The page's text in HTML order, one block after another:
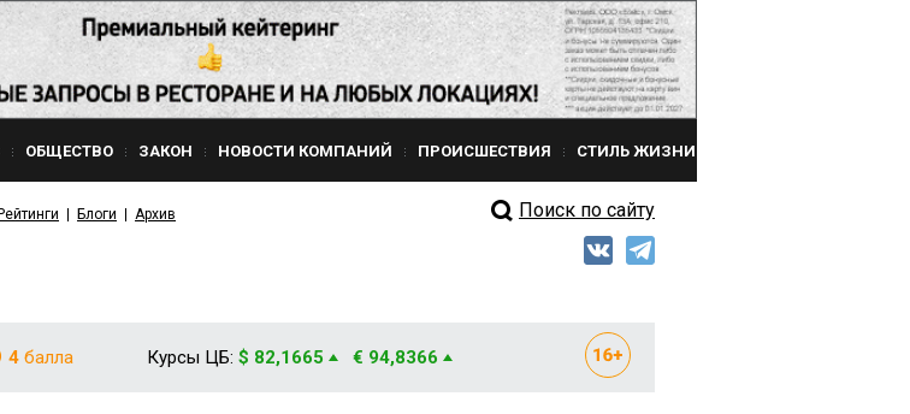
ОБЩЕСТВО ЗАКОН НОВОСТИ КОМПАНИЙ ПРОИСШЕСТВИЯ СТИЛЬ ЖИЗНИ
Рейтинги Блоги Архив Поиск по сайту
4 балла Курсы ЦБ: $ 82,1665 € 94,8366